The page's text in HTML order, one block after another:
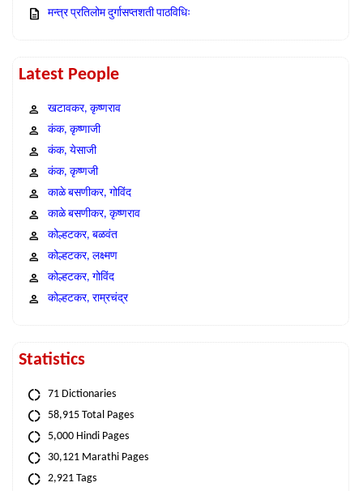
मन्त्र प्रतिलोम दुर्गासप्तशती पाठविधिः
Latest People
खटावकर, कृष्णराव
कंक, कृष्णाजी
कंक, येसाजी
कंक, कृष्णजी
काळे बसणीकर, गोविंद
काळे बसणीकर, कृष्णराव
कोल्हटकर, बळवंत
कोल्हटकर, लक्ष्मण
कोल्हटकर, गोविंद
कोल्हटकर, राम्रचंद्र
Statistics
71 Dictionaries
58,915 Total Pages
5,000 Hindi Pages
30,121 Marathi Pages
2,921 Tags